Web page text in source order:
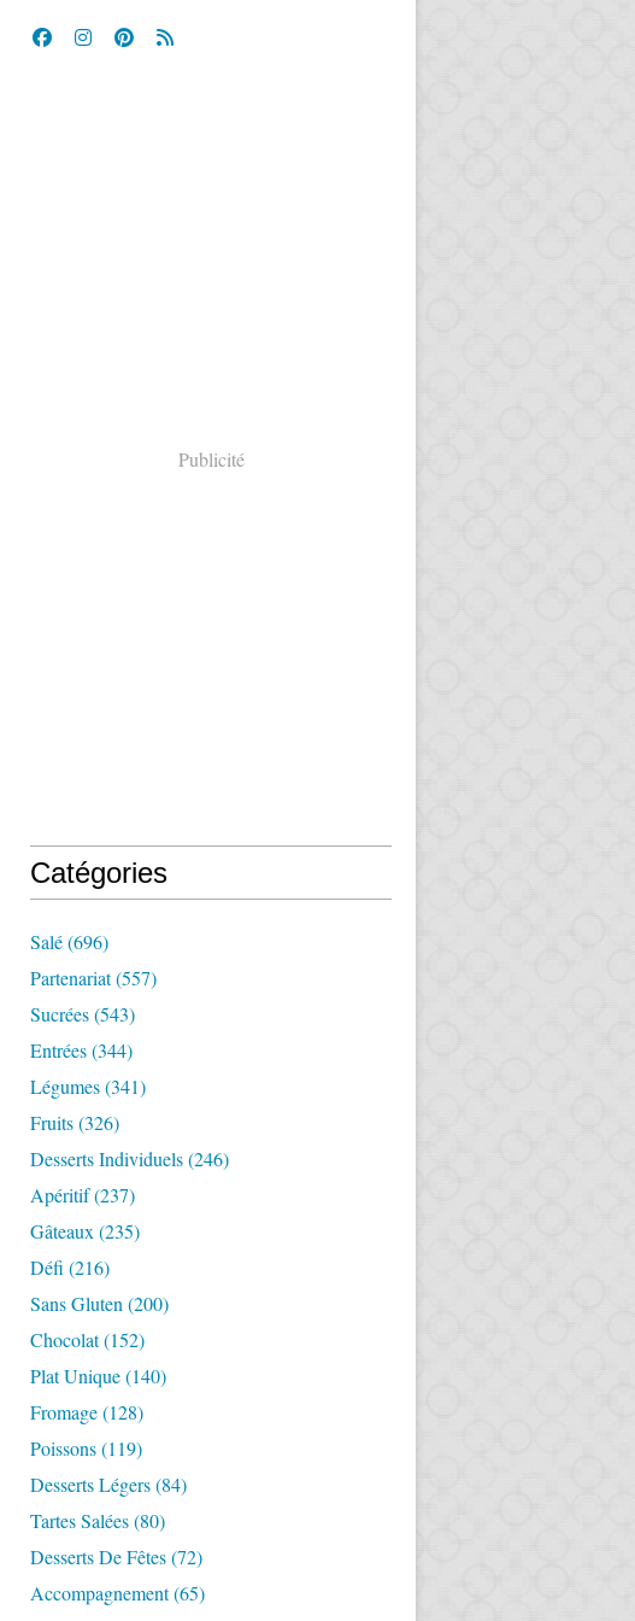
Publicité
Catégories
Salé(696)
Partenariat(557)
Sucrées(543)
Entrées(344)
Légumes(341)
Fruits(326)
Desserts Individuels(246)
Apéritif(237)
Gâteaux (235)
Défi (216)
Sans Gluten (200)
Chocolat(152)
Plat Unique(140)
Fromage(128)
Poissons(119)
Desserts Légers(84)
Tartes Salées(80)
Desserts De Fêtes(72)
Accompagnement(65)